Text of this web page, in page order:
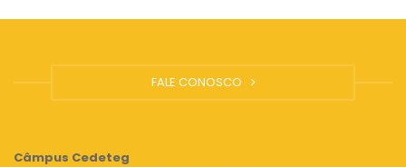
FALE CONOSCO
Câmpus Cedeteg